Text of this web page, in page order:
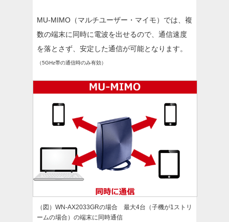
MU-MIMO（マルチユーザー・マイモ）では、複
数の端末に同時に電波を出せるので、通信速度
を落とさず、安定した通信が可能となります。
（5GHz帯の通信時のみ有効）
（図）WN-AX2033GRの場合 最大4台（子機が1ストリ
ームの場合）の端末に同時通信